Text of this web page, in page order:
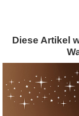
Diese Artikel